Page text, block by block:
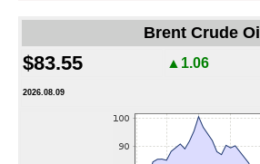
Brent Crude Oil
$83.55 ▲1.06
2026.08.09